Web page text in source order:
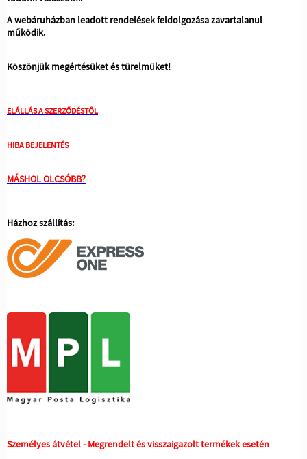
A webáruházban leadott rendelések feldolgozása zavartalanul
működik.
Köszönjük megértésüket és türelmüket!
ELÁLLÁS A SZERZŐDÉSTŐL
HIBA BEJELENTÉS
MÁSHOL OLCSÓBB?
Házhoz szállítás:
Személyes átvétel - Megrendelt és visszaigazolt termékek esetén